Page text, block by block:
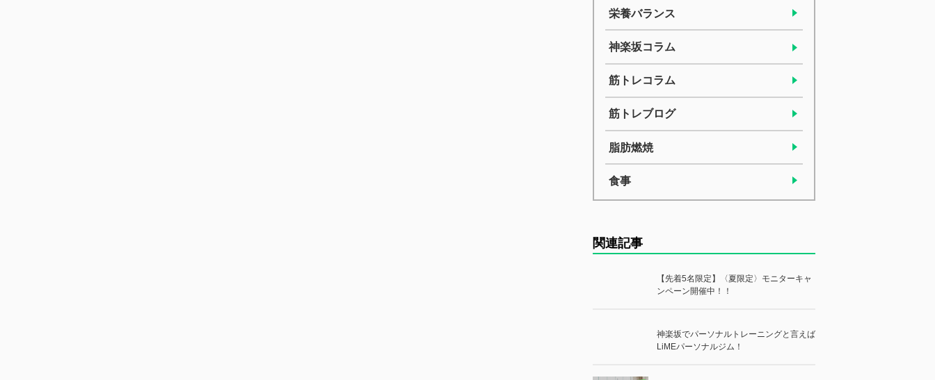
栄養バランス
神楽坂コラム
筋トレコラム
筋トレブログ
脂肪燃焼
食事
関連記事
【先着5名限定】〈夏限定〉モニターキャ
ンペーン開催中！！
神楽坂でパーソナルトレーニングと言えば
LiMEパーソナルジム！